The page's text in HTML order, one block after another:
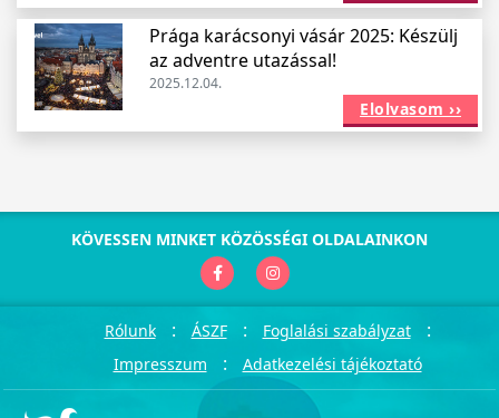
Prága karácsonyi vásár 2025: Készülj
az adventre utazással!
2025.12.04.
Elolvasom ››
KÖVESSEN MINKET KÖZÖSSÉGI OLDALAINKON
Rólunk : ÁSZF : Foglalási szabályzat :
Impresszum : Adatkezelési tájékoztató